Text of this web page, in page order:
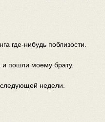
где-нибудь поблизости.
пошли моему брату.
недели.